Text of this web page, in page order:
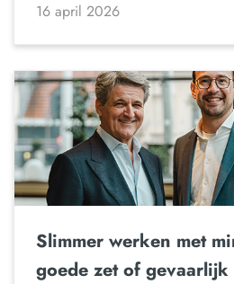
16 april 2026
Slimmer werken met
goede zet of